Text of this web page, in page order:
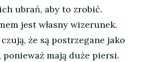
ubrań, aby to zrobić.
jest własny wizerunek.
że są postrzegane jako
mają duże piersi.